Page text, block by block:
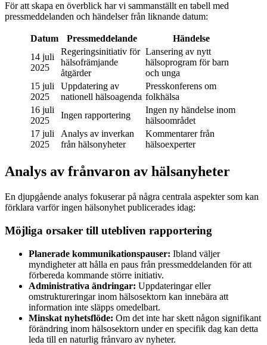
För att skapa en överblick har vi sammanställt en tabell med
pressmeddelanden och händelser från liknande datum:
Datum Pressmeddelande
Händelse
14 juli
2025
Regeringsinitiativ för
hälsofrämjande
åtgärder
Lansering av nytt
hälsoprogram för barn
och unga
15 juli
2025
Uppdatering av
nationell hälsoagenda
Presskonferens om
folkhälsa
16 juli
2025
Ingen rapportering
Ingen ny händelse inom
hälsoområdet
17 juli
2025
Analys av inverkan
från hälsonyheter
Kommentarer från
hälsoexperter
Analys av frånvaron av hälsanyheter
En djupgående analys fokuserar på några centrala aspekter som kan
förklara varför ingen hälsonyhet publicerades idag:
Möjliga orsaker till utebliven rapportering
Planerade kommunikationspauser: Ibland väljer
myndigheter att hålla en paus från pressmeddelanden för att
förbereda kommande större initiativ.
Administrativa ändringar: Uppdateringar eller
omstruktureringar inom hälsosektorn kan innebära att
information inte släpps omedelbart.
Minskat nyhetsflöde: Om det inte har skett någon signifikant
förändring inom hälsosektorn under en specifik dag kan detta
leda till en naturlig frånvaro av nyheter.